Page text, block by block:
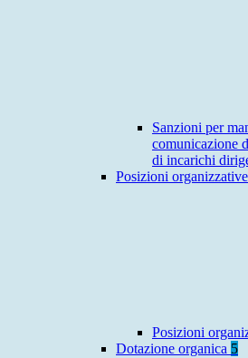
Sanzioni per
comunicazione
di incarichi
Posizioni organizzative
Posizioni
Dotazione organica 5